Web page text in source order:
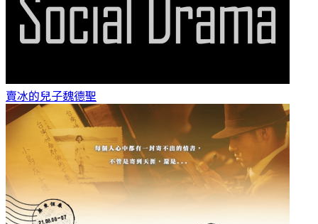
賣冰的兒子魏德聖